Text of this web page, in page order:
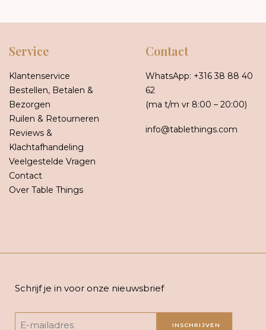
Service
Klantenservice
Bestellen, Betalen &
Bezorgen
Ruilen & Retourneren
Reviews &
Klachtafhandeling
Veelgestelde Vragen
Contact
Over Table Things
Contact
WhatsApp: +316 38 88 40
62
(ma t/m vr 8:00 – 20:00)
info@tablethings.com
Schrijf je in voor onze nieuwsbrief
INSCHRIJVEN